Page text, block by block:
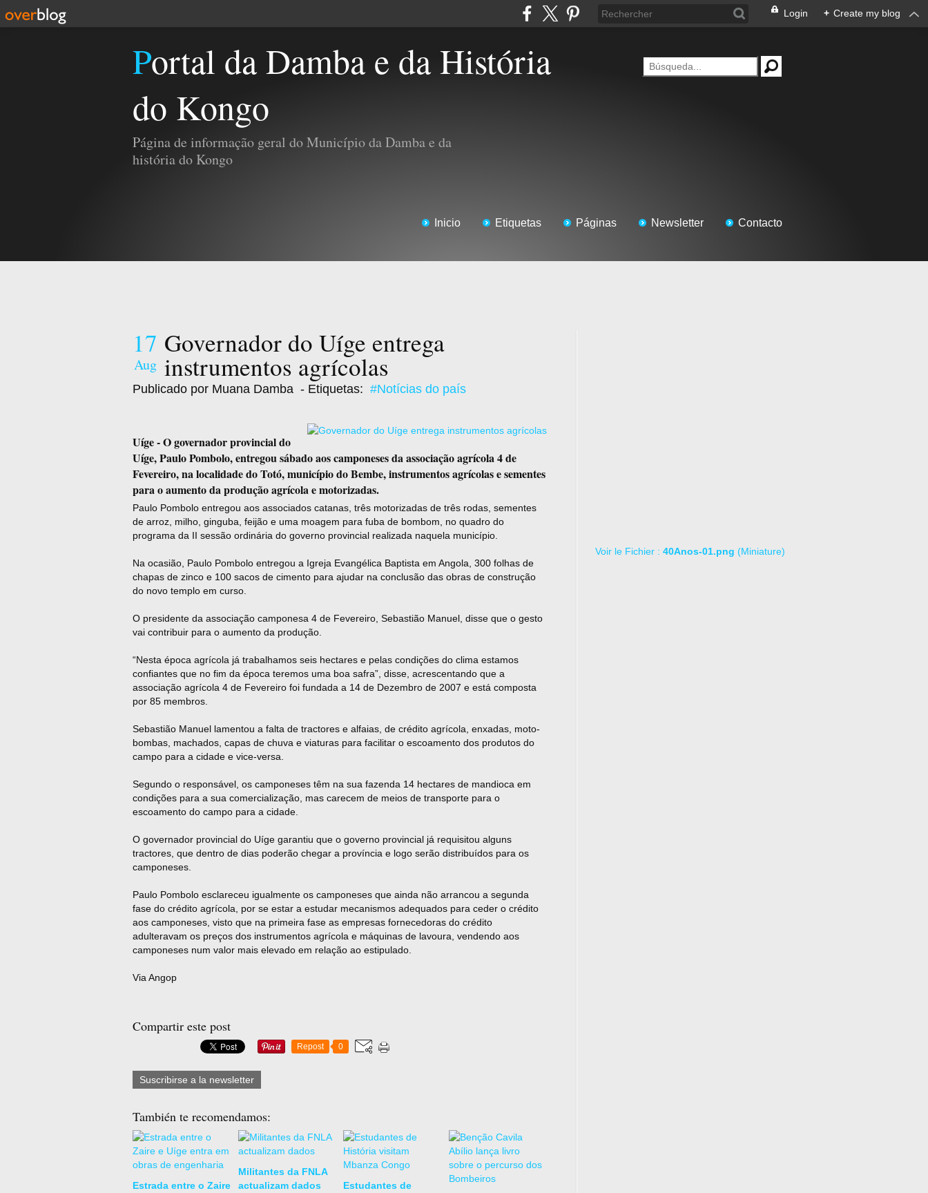
Login + Create my blog
Portal da Damba e da História
do Kongo
Página de informação geral do Município da Damba e da
história do Kongo
Inicio Etiquetas Páginas Newsletter Contacto
17
Aug
Governador do Uíge entrega
instrumentos agrícolas
Publicado por Muana Damba - Etiquetas: #Notícias do país
Uíge - O governador provincial do
Uíge, Paulo Pombolo, entregou sábado aos camponeses da associação agrícola 4 de
Fevereiro, na localidade do Totó, município do Bembe, instrumentos agrícolas e sementes
para o aumento da produção agrícola e motorizadas.
Paulo Pombolo entregou aos associados catanas, três motorizadas de três rodas, sementes
de arroz, milho, ginguba, feijão e uma moagem para fuba de bombom, no quadro do
programa da II sessão ordinária do governo provincial realizada naquela município.
Na ocasião, Paulo Pombolo entregou a Igreja Evangélica Baptista em Angola, 300 folhas de
chapas de zinco e 100 sacos de cimento para ajudar na conclusão das obras de construção
do novo templo em curso.
O presidente da associação camponesa 4 de Fevereiro, Sebastião Manuel, disse que o gesto
vai contribuir para o aumento da produção.
“Nesta época agrícola já trabalhamos seis hectares e pelas condições do clima estamos
confiantes que no fim da época teremos uma boa safra”, disse, acrescentando que a
associação agrícola 4 de Fevereiro foi fundada a 14 de Dezembro de 2007 e está composta
por 85 membros.
Sebastião Manuel lamentou a falta de tractores e alfaias, de crédito agrícola, enxadas, moto-
bombas, machados, capas de chuva e viaturas para facilitar o escoamento dos produtos do
campo para a cidade e vice-versa.
Segundo o responsável, os camponeses têm na sua fazenda 14 hectares de mandioca em
condições para a sua comercialização, mas carecem de meios de transporte para o
escoamento do campo para a cidade.
O governador provincial do Uíge garantiu que o governo provincial já requisitou alguns
tractores, que dentro de dias poderão chegar a província e logo serão distribuídos para os
camponeses.
Paulo Pombolo esclareceu igualmente os camponeses que ainda não arrancou a segunda
fase do crédito agrícola, por se estar a estudar mecanismos adequados para ceder o crédito
aos camponeses, visto que na primeira fase as empresas fornecedoras do crédito
adulteravam os preços dos instrumentos agrícola e máquinas de lavoura, vendendo aos
camponeses num valor mais elevado em relação ao estipulado.
Via Angop
Compartir este post
Repost 0
Suscribirse a la newsletter
También te recomendamos:
Estrada entre o Zaire
Militantes da FNLA
actualizam dados
Estudantes de
Voir le Fichier : 40Anos-01.png (Miniature)